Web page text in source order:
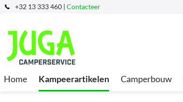
+32 13 333 460 | Contacteer
Home Kampeerartikelen Camperbouw